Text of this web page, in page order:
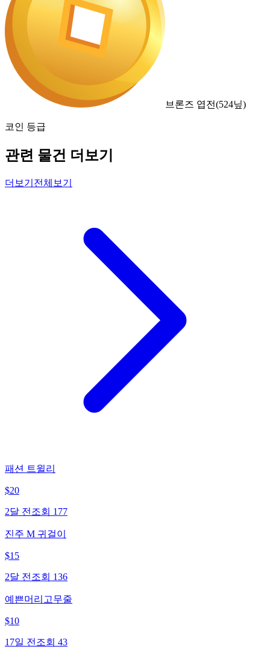
브론즈 엽전(524닢)
코인 등급
관련 물건 더보기
더보기 전체보기
패션 트윌리
$20
2달 전 조회 177
진주 M 귀걸이
$15
2달 전 조회 136
예쁜머리고무줄
$10
17일 전 조회 43